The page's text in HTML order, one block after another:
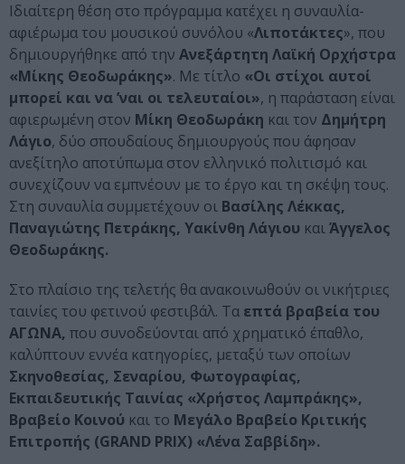
Ιδιαίτερη θέση στο πρόγραμμα κατέχει η συναυλία-
αφιέρωμα του μουσικού συνόλου «Λιποτάκτες», που
δημιουργήθηκε από την Ανεξάρτητη Λαϊκή Ορχήστρα
«Μίκης Θεοδωράκης». Με τίτλο «Οι στίχοι αυτοί
μπορεί και να ’ναι οι τελευταίοι», η παράσταση είναι
αφιερωμένη στον Μίκη Θεοδωράκη και τον Δημήτρη
Λάγιο, δύο σπουδαίους δημιουργούς που άφησαν
ανεξίτηλο αποτύπωμα στον ελληνικό πολιτισμό και
συνεχίζουν να εμπνέουν με το έργο και τη σκέψη τους.
Στη συναυλία συμμετέχουν οι Βασίλης Λέκκας,
Παναγιώτης Πετράκης, Υακίνθη Λάγιου καιΆγγελος
Θεοδωράκης.
Στο πλαίσιο της τελετής θα ανακοινωθούν οι νικήτριες
ταινίες του φετινού φεστιβάλ. Τα επτά βραβεία του
ΑΓΩΝΑ, που συνοδεύονται από χρηματικό έπαθλο,
καλύπτουν εννέα κατηγορίες, μεταξύ των οποίων
Σκηνοθεσίας, Σεναρίου, Φωτογραφίας,
Εκπαιδευτικής Ταινίας «Χρήστος Λαμπράκης»,
Βραβείο Κοινού και το Μεγάλο Βραβείο Κριτικής
Επιτροπής (GRAND PRIX) «Λένα Σαββίδη».